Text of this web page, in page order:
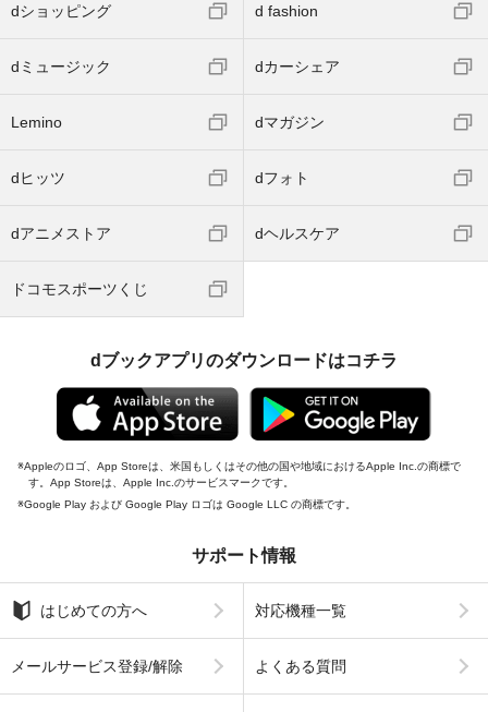
dショッピング d fashion
dミュージック dカーシェア
Lemino dマガジン
dヒッツ dフォト
dアニメストア dヘルスケア
ドコモスポーツくじ
dブックアプリのダウンロードはコチラ
Appleのロゴ、App Storeは、米国もしくはその他の国や地域におけるApple Inc.の商標で
す。App Storeは、Apple Inc.のサービスマークです。
Google Play および Google Play ロゴは Google LLC の商標です。
サポート情報
はじめての方へ 対応機種一覧
メールサービス登録/解除 よくある質問